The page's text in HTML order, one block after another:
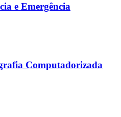
e Emergência
Computadorizada